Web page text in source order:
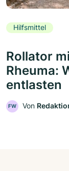
Hilfsmittel
Rollator
Rheuma:
entlasten
FW Von